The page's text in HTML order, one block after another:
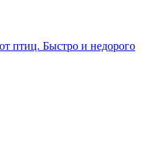
птиц. Быстро и недорого